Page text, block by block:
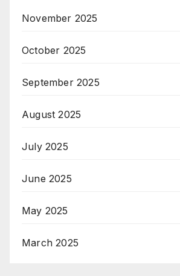
November 2025
October 2025
September 2025
August 2025
July 2025
June 2025
May 2025
March 2025